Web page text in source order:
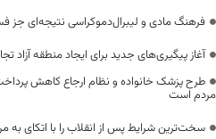
فرهنگ مادی و لیبرال‌دموکراسی نتیجه‌ای جز
آغاز پیگیری‌های جدید برای ایجاد منطقه آزاد
طرح پزشک خانواده و نظام ارجاع کاهش
مردم است
سخت‌ترین شرایط پس از انقلاب را با اتکای